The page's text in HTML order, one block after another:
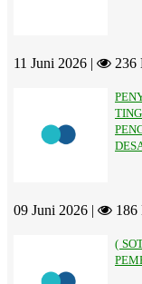
11 Juni 2026 | 236
09 Juni 2026 | 186
(